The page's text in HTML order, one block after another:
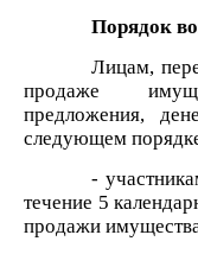
Порядок
Лицам,
продаже
предложения,
следующем
-
течение 5
продажи